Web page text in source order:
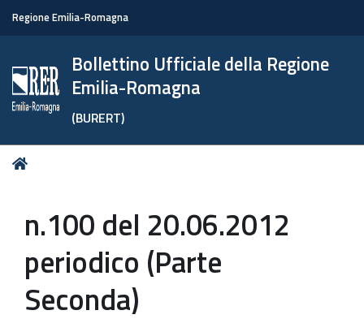
Regione Emilia-Romagna
Bollettino Ufficiale della Regione
Emilia-Romagna
(BURERT)
Tu
n.100 del 20.06.2012
periodico (Parte
Seconda)